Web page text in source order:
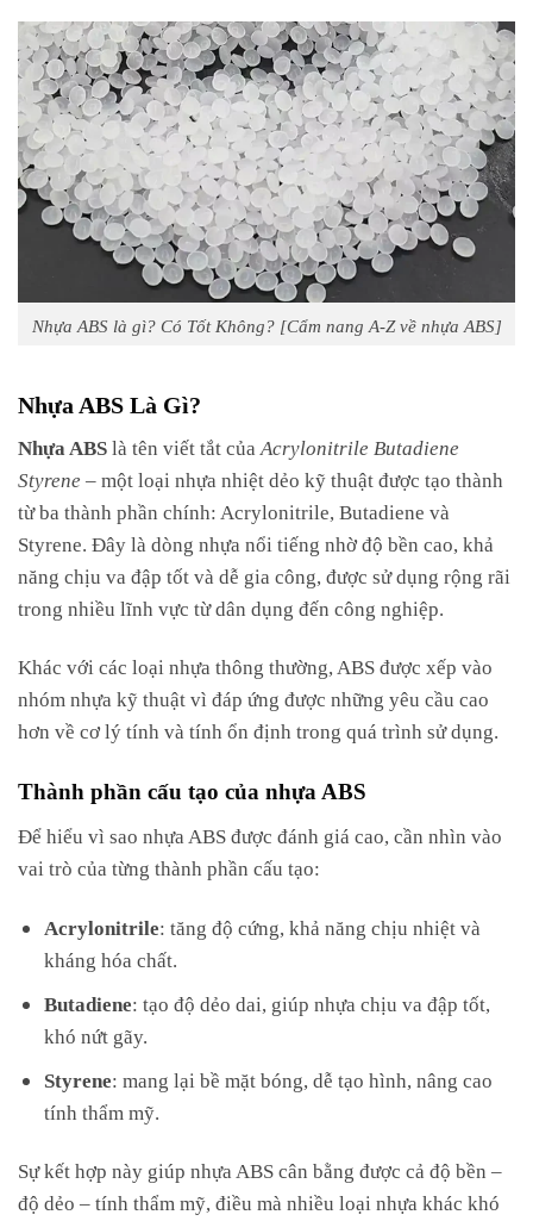
Nhựa ABS là gì? Có Tốt Không? [Cẩm nang A-Z về nhựa ABS]
Nhựa ABS Là Gì?
Nhựa ABS là tên viết tắt của Acrylonitrile Butadiene
Styrene – một loại nhựa nhiệt dẻo kỹ thuật được tạo thành
từ ba thành phần chính: Acrylonitrile, Butadiene và
Styrene. Đây là dòng nhựa nổi tiếng nhờ độ bền cao, khả
năng chịu va đập tốt và dễ gia công, được sử dụng rộng rãi
trong nhiều lĩnh vực từ dân dụng đến công nghiệp.
Khác với các loại nhựa thông thường, ABS được xếp vào
nhóm nhựa kỹ thuật vì đáp ứng được những yêu cầu cao
hơn về cơ lý tính và tính ổn định trong quá trình sử dụng.
Thành phần cấu tạo của nhựa ABS
Để hiểu vì sao nhựa ABS được đánh giá cao, cần nhìn vào
vai trò của từng thành phần cấu tạo:
Acrylonitrile: tăng độ cứng, khả năng chịu nhiệt và
kháng hóa chất.
Butadiene: tạo độ dẻo dai, giúp nhựa chịu va đập tốt,
khó nứt gãy.
Styrene: mang lại bề mặt bóng, dễ tạo hình, nâng cao
tính thẩm mỹ.
Sự kết hợp này giúp nhựa ABS cân bằng được cả độ bền –
độ dẻo – tính thẩm mỹ, điều mà nhiều loại nhựa khác khó